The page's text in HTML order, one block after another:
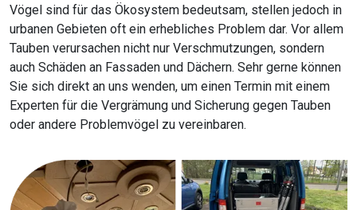
Vögel sind für das Ökosystem bedeutsam, stellen jedoch in
urbanen Gebieten oft ein erhebliches Problem dar. Vor allem
Tauben verursachen nicht nur Verschmutzungen, sondern
auch Schäden an Fassaden und Dächern. Sehr gerne können
Sie sich direkt an uns wenden, um einen Termin mit einem
Experten für die Vergrämung und Sicherung gegen Tauben
oder andere Problemvögel zu vereinbaren.